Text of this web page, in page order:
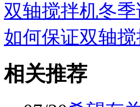
双轴搅拌机冬
如何保证双轴
相关推荐